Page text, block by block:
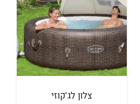
צלון לג'קוזי